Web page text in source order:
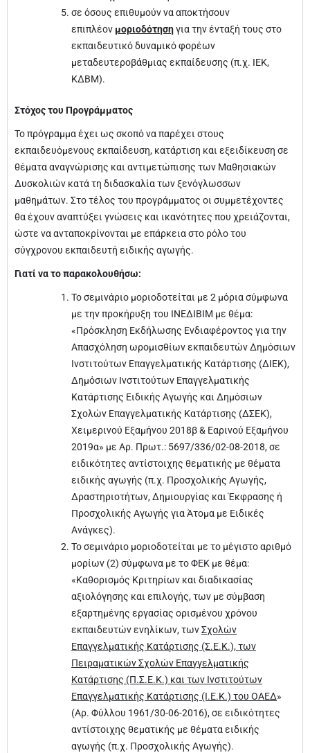
σε όσους επιθυμούν να αποκτήσουν
επιπλέον μοριοδότησηγια την ένταξή τους στο
εκπαιδευτικό δυναμικό φορέων
μεταδευτεροβάθμιας εκπαίδευσης (π.χ. ΙΕΚ,
ΚΔΒΜ).
Στόχος του Προγράμματος
Το πρόγραμμα έχει ως σκοπό να παρέχει στους
εκπαιδευόμενους εκπαίδευση, κατάρτιση και εξειδίκευση σε
θέματα αναγνώρισης και αντιμετώπισης των Μαθησιακών
Δυσκολιών κατά τη διδασκαλία των ξενόγλωσσων
μαθημάτων. Στο τέλος του προγράμματος οι συμμετέχοντες
θα έχουν αναπτύξει γνώσεις και ικανότητες που χρειάζονται,
ώστε να ανταποκρίνονται με επάρκεια στο ρόλο του
σύγχρονου εκπαιδευτή ειδικής αγωγής.
Γιατί να το παρακολουθήσω:
Το σεμινάριο μοριοδοτείται με 2 μόρια σύμφωνα
με την προκήρυξη του ΙΝΕΔΙΒΙΜ με θέμα:
«Πρόσκληση Εκδήλωσης Ενδιαφέροντος για την
Απασχόληση ωρομισθίων εκπαιδευτών Δημόσιων
Ινστιτούτων Επαγγελματικής Κατάρτισης (ΔΙΕΚ),
Δημόσιων Ινστιτούτων Επαγγελματικής
Κατάρτισης Ειδικής Αγωγής και Δημόσιων
Σχολών Επαγγελματικής Κατάρτισης (ΔΣΕΚ),
Χειμερινού Εξαμήνου 2018β & Εαρινού Εξαμήνου
2019α» με Αρ. Πρωτ.: 5697/336/02-08-2018, σε
ειδικότητες αντίστοιχης θεματικής με θέματα
ειδικής αγωγής (π.χ. Προσχολικής Αγωγής,
Δραστηριοτήτων, Δημιουργίας και Έκφρασης ή
Προσχολικής Αγωγής για Άτομα με Ειδικές
Ανάγκες).
Το σεμινάριο μοριοδοτείται με το μέγιστο αριθμό
μορίων (2) σύμφωνα με το ΦΕΚ με θέμα:
«Καθορισμός Κριτηρίων και διαδικασίας
αξιολόγησης και επιλογής, των με σύμβαση
εξαρτημένης εργασίας ορισμένου χρόνου
εκπαιδευτών ενηλίκων, τωνΣχολών
Επαγγελματικής Κατάρτισης (Σ.Ε.Κ.), των
Πειραματικών Σχολών Επαγγελματικής
Κατάρτισης (Π.Σ.Ε.Κ.) και των Ινστιτούτων
Επαγγελματικής Κατάρτισης (Ι.Ε.Κ.) του ΟΑΕΔ»
(Αρ. Φύλλου 1961/30-06-2016), σε ειδικότητες
αντίστοιχης θεματικής με θέματα ειδικής
αγωγής (π.χ. Προσχολικής Αγωγής).